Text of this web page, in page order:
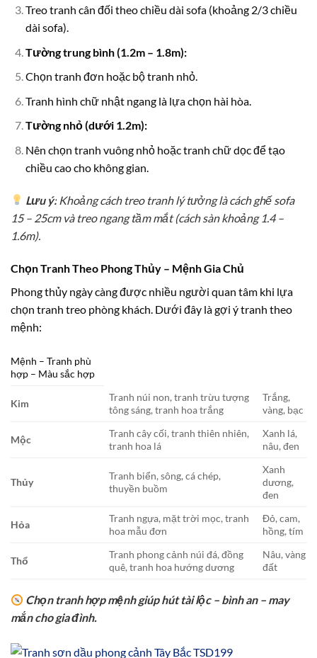
Treo tranh cân đối theo chiều dài sofa (khoảng 2/3 chiều
dài sofa).
Tường trung bình (1.2m – 1.8m):
Chọn tranh đơn hoặc bộ tranh nhỏ.
Tranh hình chữ nhật ngang là lựa chọn hài hòa.
Tường nhỏ (dưới 1.2m):
Nên chọn tranh vuông nhỏ hoặc tranh chữ dọc để tạo
chiều cao cho không gian.
Lưu ý: Khoảng cách treo tranh lý tưởng là cách ghế sofa
15 – 25cm và treo ngang tầm mắt (cách sàn khoảng 1.4 –
1.6m).
Chọn Tranh Theo Phong Thủy – Mệnh Gia Chủ
Phong thủy ngày càng được nhiều người quan tâm khi lựa
chọn tranh treo phòng khách. Dưới đây là gợi ý tranh theo
mệnh:
Mệnh – Tranh phù
hợp – Màu sắc hợp
Kim
Tranh núi non, tranh trừu tượng
tông sáng, tranh hoa trắng
Trắng,
vàng, bạc
Mộc
Tranh cây cối, tranh thiên nhiên,
tranh hoa lá
Xanh lá,
nâu, đen
Thủy
Tranh biển, sông, cá chép,
thuyền buồm
Xanh
dương,
đen
Hỏa
Tranh ngựa, mặt trời mọc, tranh
hoa mẫu đơn
Đỏ, cam,
hồng, tím
Thổ
Tranh phong cảnh núi đá, đồng
quê, tranh hoa hướng dương
Nâu, vàng
đất
Chọn tranh hợp mệnh giúp hút tài lộc – bình an – may
mắn cho gia đình.